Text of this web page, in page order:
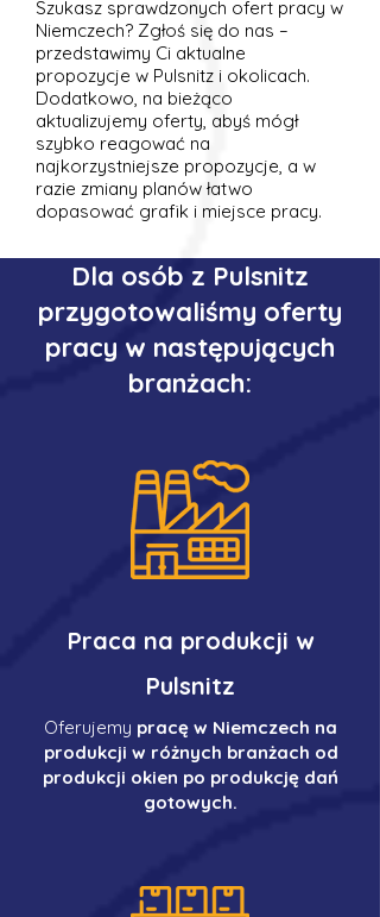
Szukasz sprawdzonych ofert pracy w
Niemczech? Zgłoś się do nas –
przedstawimy Ci aktualne
propozycje w Pulsnitz i okolicach.
Dodatkowo, na bieżąco
aktualizujemy oferty, abyś mógł
szybko reagować na
najkorzystniejsze propozycje, a w
razie zmiany planów łatwo
dopasować grafik i miejsce pracy.
Dla osób z Pulsnitz
przygotowaliśmy oferty
pracy w następujących
branżach:
Praca na produkcji w
Pulsnitz
Oferujemy pracę w Niemczech na
produkcji w różnych branżach od
produkcji okien po produkcję dań
gotowych.